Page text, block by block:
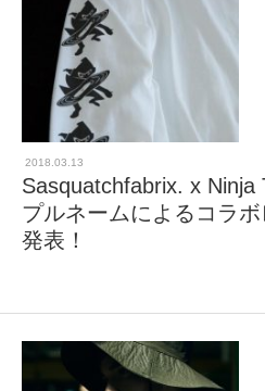
2018.03.13
Sasquatchfabrix. x Ninja
プルネームによるコラ
発表！